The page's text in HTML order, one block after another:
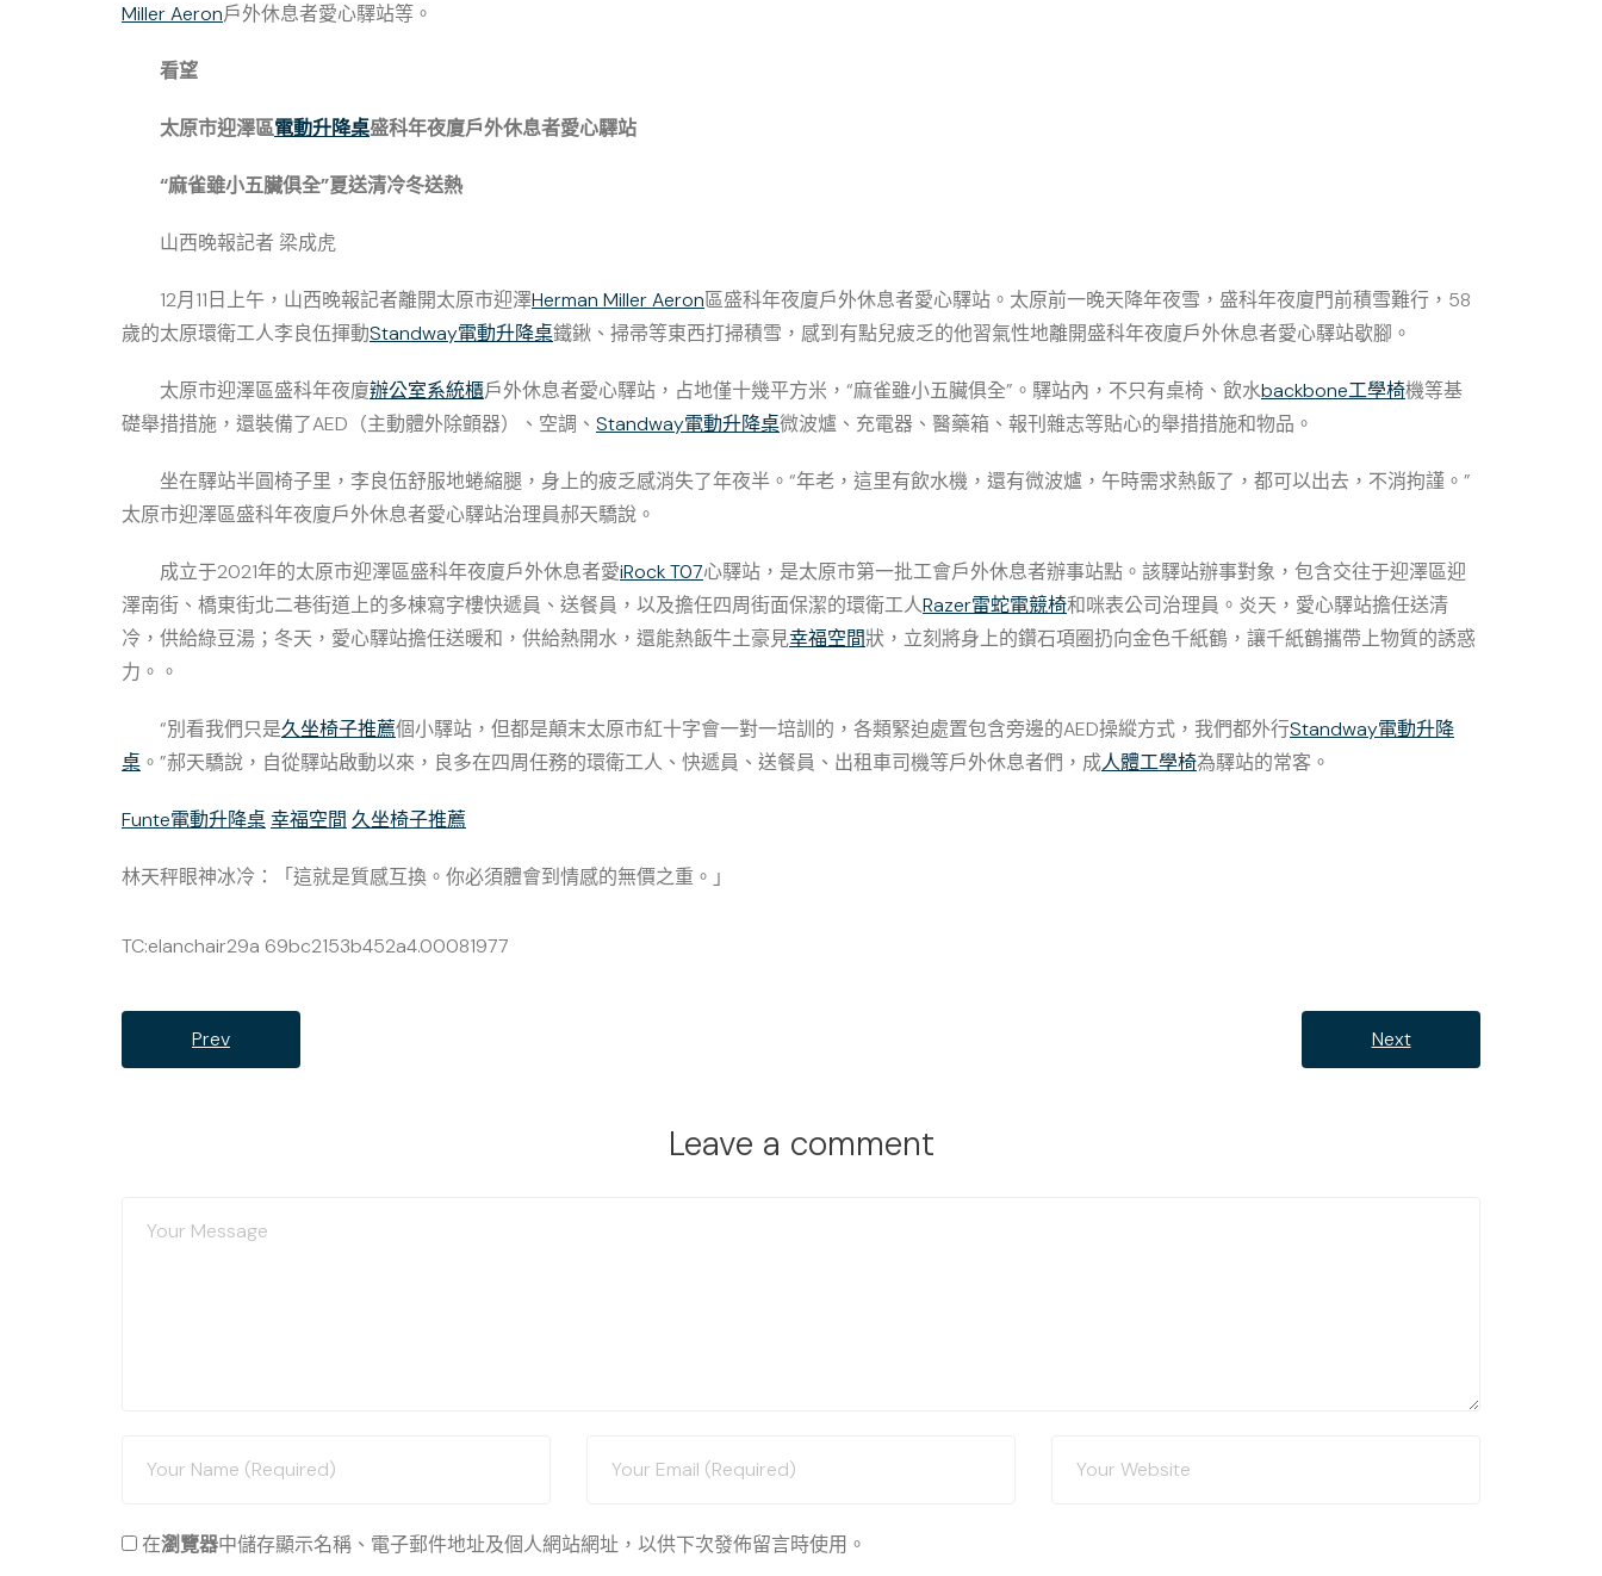
Miller Aeron戶外休息者愛心驛站等。
看望
太原市迎澤區電動升降桌盛科年夜廈戶外休息者愛心驛站
“麻雀雖小五臟俱全”夏送清冷冬送熱
山西晚報記者 梁成虎
12月11日上午，山西晚報記者離開太原市迎澤Herman Miller Aeron區盛科年夜廈戶外休息者愛心驛站。太原前一晚天降年夜雪，盛科年夜廈門前積雪難行，58
歲的太原環衛工人李良伍揮動Standway電動升降桌鐵鍬、掃帚等東西打掃積雪，感到有點兒疲乏的他習氣性地離開盛科年夜廈戶外休息者愛心驛站歇腳。
太原市迎澤區盛科年夜廈辦公室系統櫃戶外休息者愛心驛站，占地僅十幾平方米，“麻雀雖小五臟俱全”。驛站內，不只有桌椅、飲水backbone工學椅機等基
礎舉措措施，還裝備了AED（主動體外除顫器）、空調、 Standway電動升降桌微波爐、充電器、醫藥箱、報刊雜志等貼心的舉措措施和物品。
坐在驛站半圓椅子里，李良伍舒服地蜷縮腿，身上的疲乏感消失了年夜半。“年老，這里有飲水機，還有微波爐，午時需求熱飯了，都可以出去，不消拘謹。”
太原市迎澤區盛科年夜廈戶外休息者愛心驛站治理員郝天驕說。
成立于2021年的太原市迎澤區盛科年夜廈戶外休息者愛iRock T07心驛站，是太原市第一批工會戶外休息者辦事站點。該驛站辦事對象，包含交往于迎澤區迎
澤南街、橋東街北二巷街道上的多棟寫字樓快遞員、送餐員，以及擔任四周街面保潔的環衛工人Razer雷蛇電競椅和咪表公司治理員。炎天，愛心驛站擔任送清
冷，供給綠豆湯；冬天，愛心驛站擔任送暖和，供給熱開水，還能熱飯牛土豪見幸福空間狀，立刻將身上的鑽石項圈扔向金色千紙鶴，讓千紙鶴攜帶上物質的誘惑
力。。
“別看我們只是久坐椅子推薦個小驛站，但都是顛末太原市紅十字會一對一培訓的，各類緊迫處置包含旁邊的AED操縱方式，我們都外行Standway電動升降
桌 。”郝天驕說，自從驛站啟動以來，良多在四周任務的環衛工人、快遞員、送餐員、出租車司機等戶外休息者們，成人體工學椅為驛站的常客。
Funte電動升降桌幸福空間 久坐椅子推薦
林天秤眼神冰冷：「這就是質感互換。你必須體會到情感的無價之重。」
TC:elanchair29a 69bc2153b452a4.00081977
Prev Next
Leave a comment
在瀏覽器中儲存顯示名稱、電子郵件地址及個人網站網址，以供下次發佈留言時使用。